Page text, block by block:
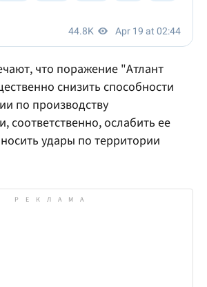
что поражение "Атлант
снизить способности
по производству
соответственно, ослабить ее
удары по территории